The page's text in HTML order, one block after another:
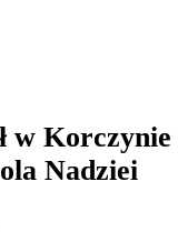
w Korczynie
Nadziei